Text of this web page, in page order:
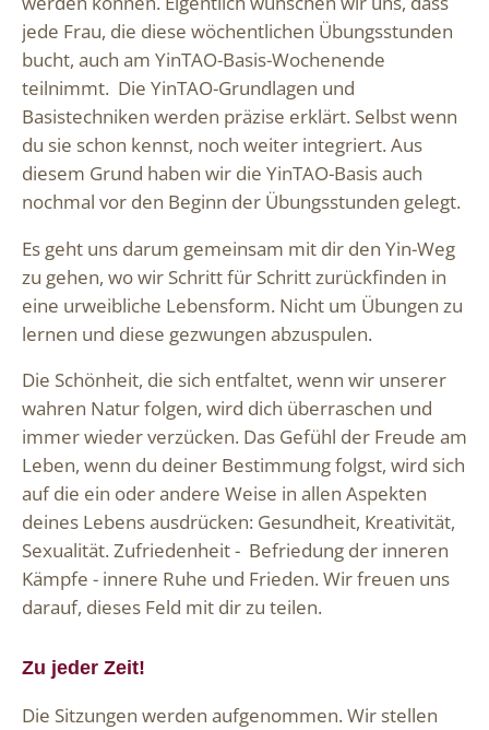
jede Frau, die diese wöchentlichen Übungsstunden
bucht, auch am YinTAO-Basis-Wochenende
teilnimmt. Die YinTAO-Grundlagen und
Basistechniken werden präzise erklärt. Selbst wenn
du sie schon kennst, noch weiter integriert. Aus
diesem Grund haben wir die YinTAO-Basis auch
nochmal vor den Beginn der Übungsstunden gelegt.
Es geht uns darum gemeinsam mit dir den Yin-Weg
zu gehen, wo wir Schritt für Schritt zurückfinden in
eine urweibliche Lebensform. Nicht um Übungen zu
lernen und diese gezwungen abzuspulen.
Die Schönheit, die sich entfaltet, wenn wir unserer
wahren Natur folgen, wird dich überraschen und
immer wieder verzücken. Das Gefühl der Freude am
Leben, wenn du deiner Bestimmung folgst, wird sich
auf die ein oder andere Weise in allen Aspekten
deines Lebens ausdrücken: Gesundheit, Kreativität,
Sexualität. Zufriedenheit - Befriedung der inneren
Kämpfe - innere Ruhe und Frieden. Wir freuen uns
darauf, dieses Feld mit dir zu teilen.
Zu jeder Zeit!
Die Sitzungen werden aufgenommen. Wir stellen